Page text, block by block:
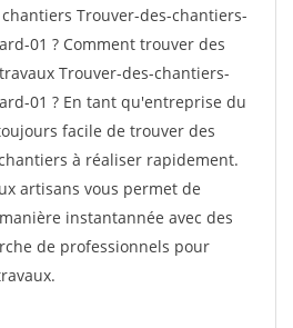
Trouver-des-chantiers-
01 ? Comment trouver des
Trouver-des-chantiers-
01 ? En tant qu'entreprise du
facile de trouver des
à réaliser rapidement.
artisans vous permet de
instantannée avec des
de professionnels pour